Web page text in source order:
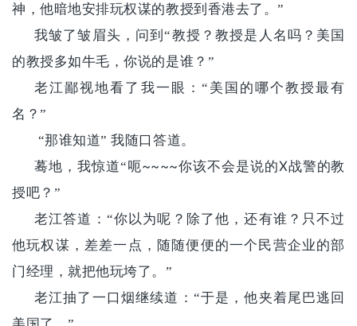
神，他暗地安排玩权谋的教授到香港去了。”
我皱了皱眉头，问到“教授？教授是人名吗？美国
的教授多如牛毛，你说的是谁？”
老江鄙视地看了我一眼：“美国的哪个教授最有
名？”
“那谁知道” 我随口答道。
蓦地，我惊道“呃~~~~你该不会是说的X战警的教
授吧？”
老江答道：“你以为呢？除了他，还有谁？只不过
他玩权谋，差差一点，随随便便的一个民营企业的部
门经理，就把他玩垮了。”
老江抽了一口烟继续道：“于是，他夹着尾巴逃回